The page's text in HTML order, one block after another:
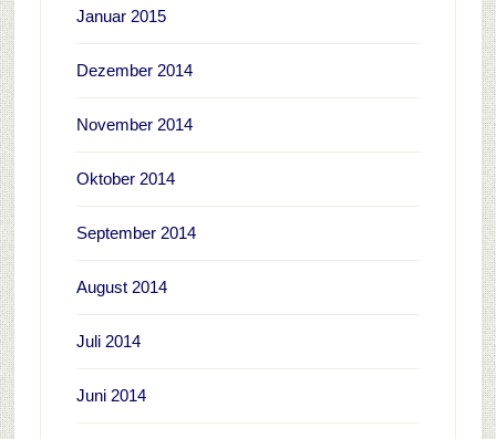
Januar 2015
Dezember 2014
November 2014
Oktober 2014
September 2014
August 2014
Juli 2014
Juni 2014